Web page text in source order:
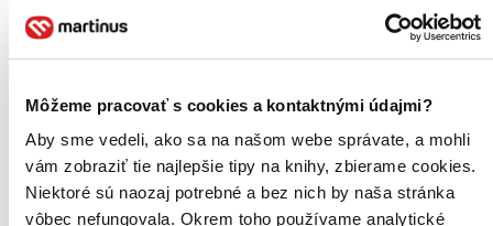
Môžeme pracovať s cookies a kontaktnými údajmi?
Aby sme vedeli, ako sa na našom webe správate, a mohli
vám zobraziť tie najlepšie tipy na knihy, zbierame cookies.
Niektoré sú naozaj potrebné a bez nich by naša stránka
vôbec nefungovala. Okrem toho používame analytické
Bratislavský kraj (2)
Knižnica
Nitriansky kraj (2)
Mestská kn.
Trnavský kraj (1)
Knižnica J. Fándlyho Kn. J. Fándlyho